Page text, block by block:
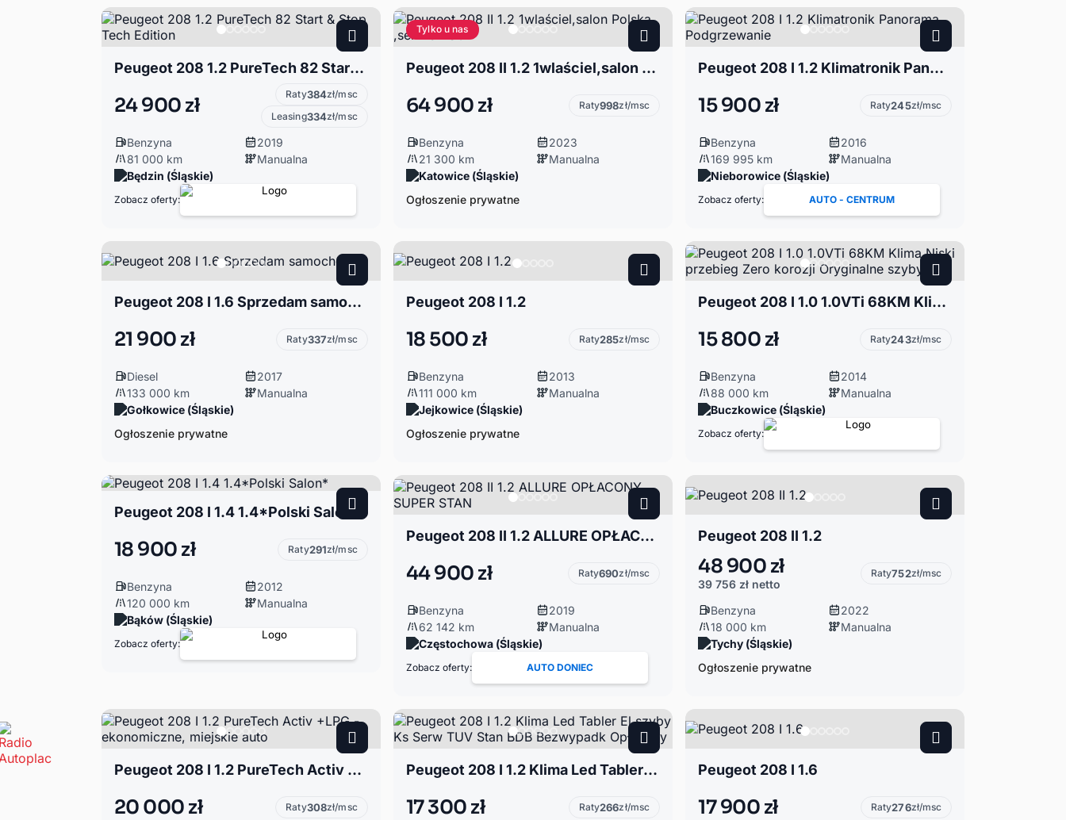
Peugeot 208 1.2 PureTech 82 Start & Stop Tech Edition
24 900 zł Raty384zł/msc
Leasing334zł/msc
Benzyna
2019
81 000 km
Manualna
Będzin (Śląskie)
Zobacz oferty:
Tylko u nas
Peugeot 208 II 1.2 1wlaściel,salon Polska ,serwis ASO
64 900 zł Raty998zł/msc
Benzyna
2023
21 300 km
Manualna
Katowice (Śląskie)
Ogłoszenie prywatne
Peugeot 208 I 1.2 Klimatronik Panorama Podgrzewanie
15 900 zł Raty245zł/msc
Benzyna
2016
169 995 km
Manualna
Nieborowice (Śląskie)
Zobacz oferty: AUTO - CENTRUM
Peugeot 208 I 1.6 Sprzedam samochód
21 900 zł Raty337zł/msc
Diesel
2017
133 000 km
Manualna
Gołkowice (Śląskie)
Ogłoszenie prywatne
Peugeot 208 I 1.2
18 500 zł Raty285zł/msc
Benzyna
2013
111 000 km
Manualna
Jejkowice (Śląskie)
Ogłoszenie prywatne
Peugeot 208 I 1.0 1.0VTi 68KM Klima Niski przebieg Zero korozji Oryginalne szyby
15 800 zł Raty243zł/msc
Benzyna
2014
88 000 km
Manualna
Buczkowice (Śląskie)
Zobacz oferty:
Peugeot 208 I 1.4 1.4*Polski Salon*
18 900 zł Raty291zł/msc
Benzyna
2012
120 000 km
Manualna
Bąków (Śląskie)
Zobacz oferty:
Peugeot 208 II 1.2 ALLURE OPŁACONY SUPER STAN
44 900 zł Raty690zł/msc
Benzyna
2019
62 142 km
Manualna
Częstochowa (Śląskie)
Zobacz oferty: AUTO DONIEC
Peugeot 208 II 1.2
48 900 zł
39 756 zł netto
Raty752zł/msc
Benzyna
2022
18 000 km
Manualna
Tychy (Śląskie)
Ogłoszenie prywatne
Peugeot 208 I 1.2 PureTech Activ +LPG - ekonomiczne, miejskie auto
20 000 zł Raty308zł/msc
Peugeot 208 I 1.2 Klima Led Tabler El szyby Ks Serw TUV Stan BDB Bezwypadk Opłacony
17 300 zł Raty266zł/msc
Peugeot 208 I 1.6
17 900 zł Raty276zł/msc